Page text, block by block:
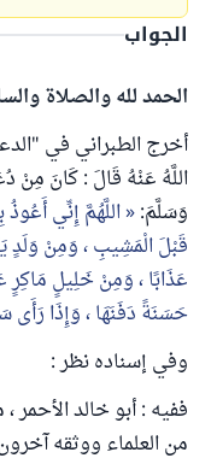
الجواب
الحمد لله والصلاة
اللَّهُ عَنْهُ قَالَ : كَانَ مِنْ
وَسَلَّمَ: اللَّهُمَّ إِنِّي
قَبْلَ الْمَشِيبِ ، وَمِنْ
عَذَابًا ، وَمِنْ خَلِيلٍ مَاكِرٍ
حَسَنَةً دَفَنَهَا ، وَإِذَا رَأَى
وفي إسناده نظر :
ففيه : أبو خالد
من العلماء ووثقه